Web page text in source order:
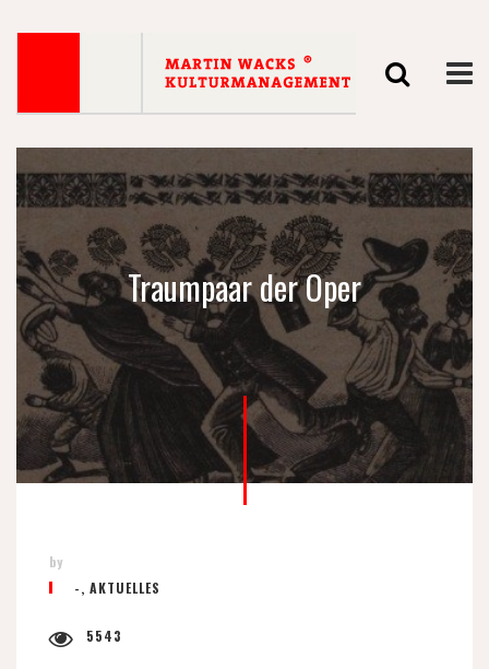
Traumpaar der Oper
by
-, AKTUELLES
5543